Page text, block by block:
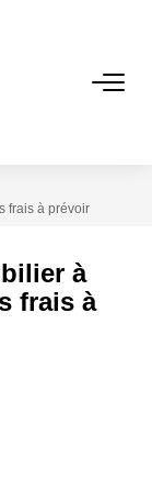
frais à prévoir
à
frais à